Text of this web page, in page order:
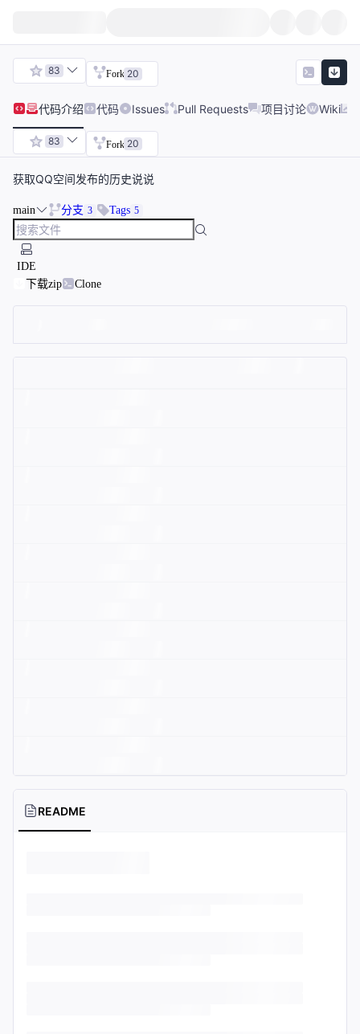
83 Fork 20
代码介绍 代码 Issues Pull Requests 项目讨论 Wiki
83 Fork 20
获取QQ空间发布的历史说说
main 分支 3 Tags 5
IDE
下载zip
Clone
README